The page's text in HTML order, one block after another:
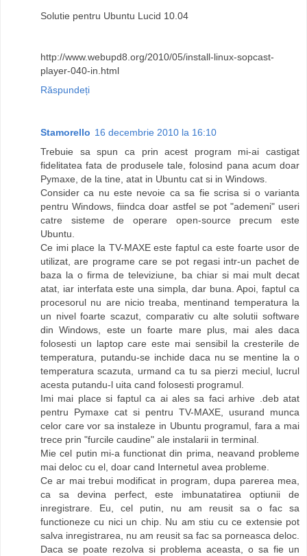
Solutie pentru Ubuntu Lucid 10.04
http://www.webupd8.org/2010/05/install-linux-sopcast-
player-040-in.html
Răspundeți
Stamorello 16 decembrie 2010 la 16:10
Trebuie sa spun ca prin acest program mi-ai castigat
fidelitatea fata de produsele tale, folosind pana acum doar
Pymaxe, de la tine, atat in Ubuntu cat si in Windows.
Consider ca nu este nevoie ca sa fie scrisa si o varianta
pentru Windows, fiindca doar astfel se pot "ademeni" useri
catre sisteme de operare open-source precum este
Ubuntu.
Ce imi place la TV-MAXE este faptul ca este foarte usor de
utilizat, are programe care se pot regasi intr-un pachet de
baza la o firma de televiziune, ba chiar si mai mult decat
atat, iar interfata este una simpla, dar buna. Apoi, faptul ca
procesorul nu are nicio treaba, mentinand temperatura la
un nivel foarte scazut, comparativ cu alte solutii software
din Windows, este un foarte mare plus, mai ales daca
folosesti un laptop care este mai sensibil la cresterile de
temperatura, putandu-se inchide daca nu se mentine la o
temperatura scazuta, urmand ca tu sa pierzi meciul, lucrul
acesta putandu-l uita cand folosesti programul.
Imi mai place si faptul ca ai ales sa faci arhive .deb atat
pentru Pymaxe cat si pentru TV-MAXE, usurand munca
celor care vor sa instaleze in Ubuntu programul, fara a mai
trece prin "furcile caudine" ale instalarii in terminal.
Mie cel putin mi-a functionat din prima, neavand probleme
mai deloc cu el, doar cand Internetul avea probleme.
Ce ar mai trebui modificat in program, dupa parerea mea,
ca sa devina perfect, este imbunatatirea optiunii de
inregistrare. Eu, cel putin, nu am reusit sa o fac sa
functioneze cu nici un chip. Nu am stiu cu ce extensie pot
salva inregistrarea, nu am reusit sa fac sa porneasca deloc.
Daca se poate rezolva si problema aceasta, o sa fie un